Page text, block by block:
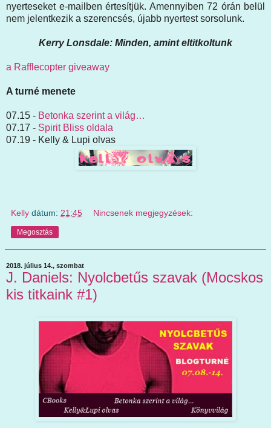
nyerteseket e-mailben értesítjük. Amennyiben 72 órán belül
nem jelentkezik a szerencsés, újabb nyertest sorsolunk.
Kerry Lonsdale: Minden, amint eltitkoltunk
a Rafflecopter giveaway
A turné menete
07.15 - Betonka szerint a világ…
07.17 - Spirit Bliss oldala
07.19 - Kelly & Lupi olvas
Kelly dátum: 21:45 Nincsenek megjegyzések:
Megosztás
2018. július 14., szombat
J. Daniels: Nyolcbetűs szavak (Mocskos
kis titkaink #1)